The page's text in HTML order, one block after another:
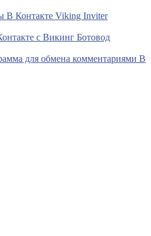
В Контакте Viking Inviter
с Викинг Ботовод
для обмена комментариями В